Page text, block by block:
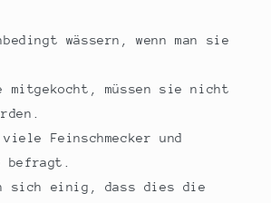
wässern, wenn man sie
mitgekocht, müssen sie nicht
Feinschmecker und
befragt.
sich einig, dass dies die